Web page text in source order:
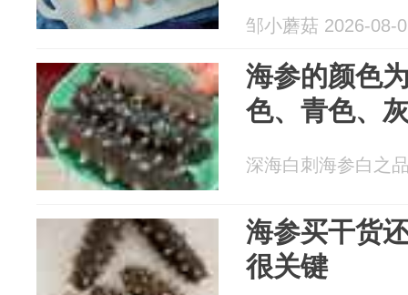
邹小蘑菇 2026-08-
海参的颜色
色、青色、
深海白刺海参白之
海参买干货
很关键